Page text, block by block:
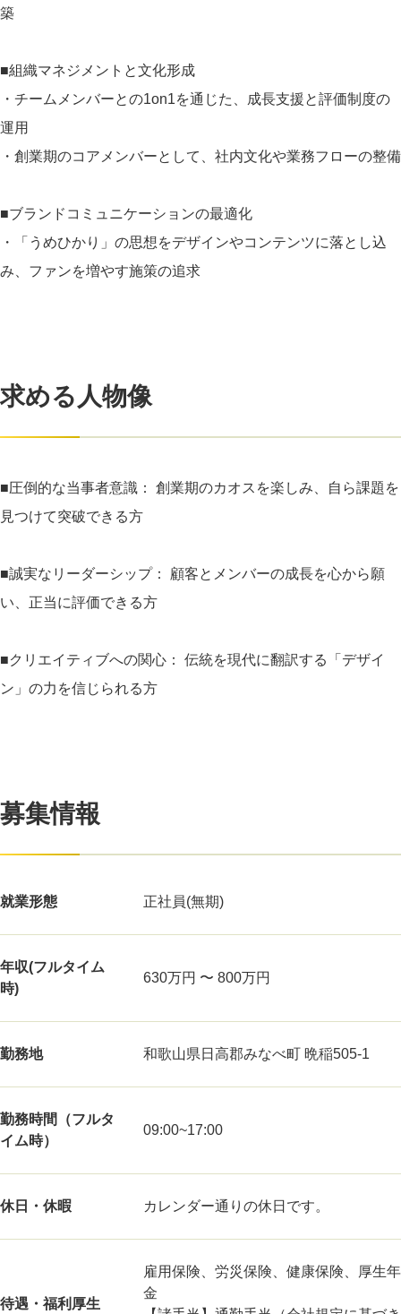
築
■組織マネジメントと文化形成
・チームメンバーとの1on1を通じた、成長支援と評価制度の
運用
・創業期のコアメンバーとして、社内文化や業務フローの整備
■ブランドコミュニケーションの最適化
・「うめひかり」の思想をデザインやコンテンツに落とし込
み、ファンを増やす施策の追求
求める人物像
■圧倒的な当事者意識： 創業期のカオスを楽しみ、自ら課題を
見つけて突破できる方
■誠実なリーダーシップ： 顧客とメンバーの成長を心から願
い、正当に評価できる方
■クリエイティブへの関心： 伝統を現代に翻訳する「デザイ
ン」の力を信じられる方
募集情報
就業形態 正社員(無期)
年収(フルタイム
時)
630万円 〜 800万円
勤務地 和歌山県日高郡みなべ町 晩稲505-1
勤務時間（フルタ
イム時）
09:00~17:00
休日・休暇 カレンダー通りの休日です。
待遇・福利厚生
雇用保険、労災保険、健康保険、厚生年
金